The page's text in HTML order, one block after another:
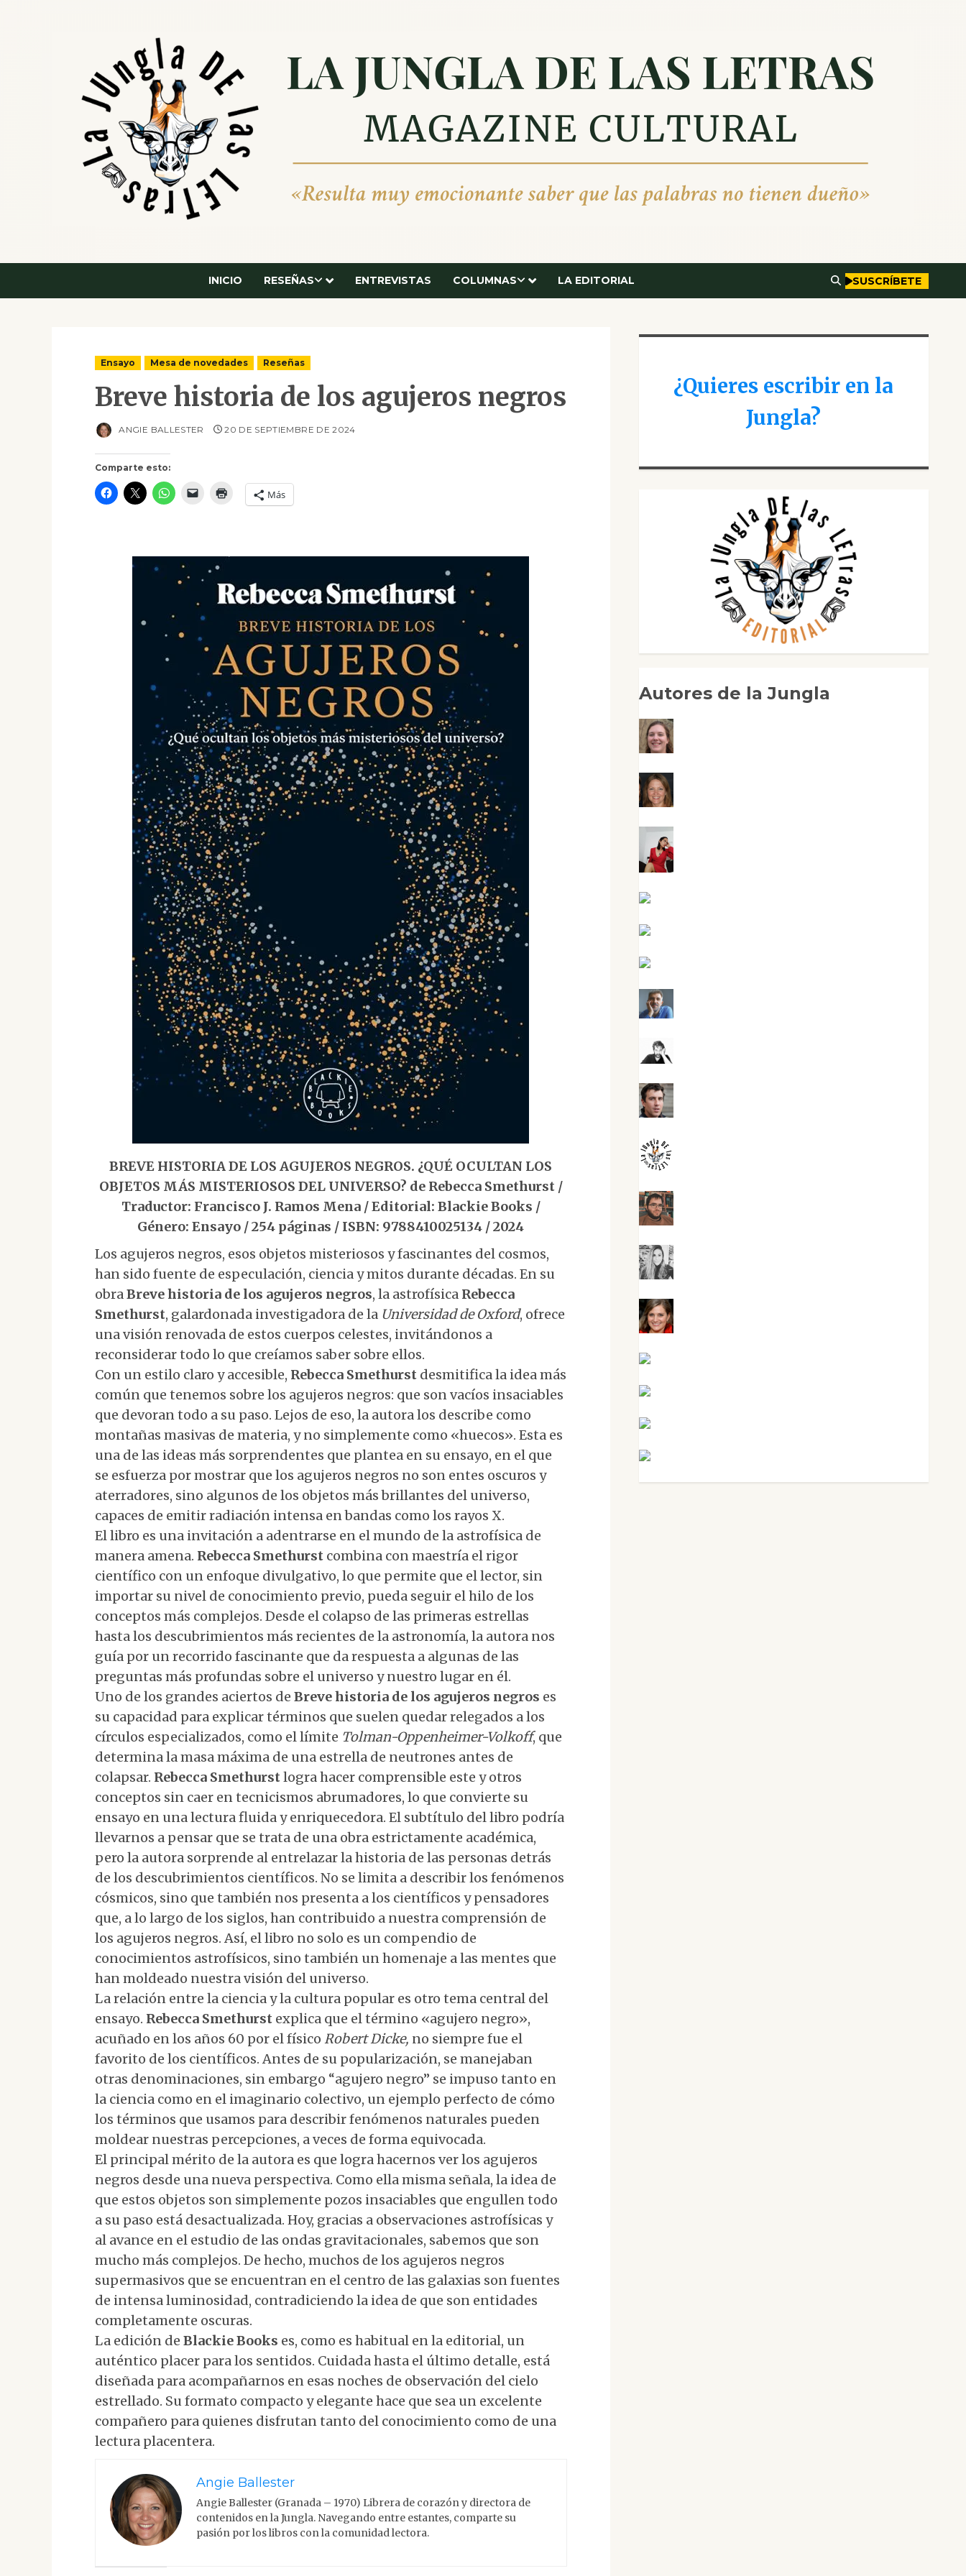
INICIO RESEÑAS ENTREVISTAS COLUMNAS LA EDITORIAL SUSCRÍBETE
Ensayo Mesa de novedades Reseñas
Breve historia de los agujeros negros
Comparte esto:
Más
ANGIE BALLESTER 20 DE SEPTIEMBRE DE 2024
BREVE HISTORIA DE LOS AGUJEROS NEGROS. ¿QUÉ OCULTAN LOS
OBJETOS MÁS MISTERIOSOS DEL UNIVERSO? de Rebecca Smethurst /
Traductor: Francisco J. Ramos Mena / Editorial: Blackie Books /
Género: Ensayo / 254 páginas / ISBN: 9788410025134 / 2024
Los agujeros negros, esos objetos misteriosos y fascinantes del cosmos,
han sido fuente de especulación, ciencia y mitos durante décadas. En su
obraBreve historia de los agujeros negros, la astrofísica Rebecca
Smethurst, galardonada investigadora de la Universidad de Oxford, ofrece
una visión renovada de estos cuerpos celestes, invitándonos a
reconsiderar todo lo que creíamos saber sobre ellos.
Con un estilo claro y accesible, Rebecca Smethurst desmitifica la idea más
común que tenemos sobre los agujeros negros: que son vacíos insaciables
que devoran todo a su paso. Lejos de eso, la autora los describe como
montañas masivas de materia, y no simplemente como «huecos». Esta es
una de las ideas más sorprendentes que plantea en su ensayo, en el que
se esfuerza por mostrar que los agujeros negros no son entes oscuros y
aterradores, sino algunos de los objetos más brillantes del universo,
capaces de emitir radiación intensa en bandas como los rayos X.
El libro es una invitación a adentrarse en el mundo de la astrofísica de
manera amena. Rebecca Smethurst combina con maestría el rigor
científico con un enfoque divulgativo, lo que permite que el lector, sin
importar su nivel de conocimiento previo, pueda seguir el hilo de los
conceptos más complejos. Desde el colapso de las primeras estrellas
hasta los descubrimientos más recientes de la astronomía, la autora nos
guía por un recorrido fascinante que da respuesta a algunas de las
preguntas más profundas sobre el universo y nuestro lugar en él.
Uno de los grandes aciertos de Breve historia de los agujeros negros es
su capacidad para explicar términos que suelen quedar relegados a los
círculos especializados, como el límite Tolman-Oppenheimer-Volkoff, que
determina la masa máxima de una estrella de neutrones antes de
colapsar. Rebecca Smethurstlogra hacer comprensible este y otros
conceptos sin caer en tecnicismos abrumadores, lo que convierte su
ensayo en una lectura fluida y enriquecedora. El subtítulo del libro podría
llevarnos a pensar que se trata de una obra estrictamente académica,
pero la autora sorprende al entrelazar la historia de las personas detrás
de los descubrimientos científicos. No se limita a describir los fenómenos
cósmicos, sino que también nos presenta a los científicos y pensadores
que, a lo largo de los siglos, han contribuido a nuestra comprensión de
los agujeros negros. Así, el libro no solo es un compendio de
conocimientos astrofísicos, sino también un homenaje a las mentes que
han moldeado nuestra visión del universo.
La relación entre la ciencia y la cultura popular es otro tema central del
ensayo. Rebecca Smethurst explica que el término «agujero negro»,
acuñado en los años 60 por el físico Robert Dicke, no siempre fue el
favorito de los científicos. Antes de su popularización, se manejaban
otras denominaciones, sin embargo “agujero negro” se impuso tanto en
la ciencia como en el imaginario colectivo, un ejemplo perfecto de cómo
los términos que usamos para describir fenómenos naturales pueden
moldear nuestras percepciones, a veces de forma equivocada.
El principal mérito de la autora es que logra hacernos ver los agujeros
negros desde una nueva perspectiva. Como ella misma señala, la idea de
que estos objetos son simplemente pozos insaciables que engullen todo
a su paso está desactualizada. Hoy, gracias a observaciones astrofísicas y
al avance en el estudio de las ondas gravitacionales, sabemos que son
mucho más complejos. De hecho, muchos de los agujeros negros
supermasivos que se encuentran en el centro de las galaxias son fuentes
de intensa luminosidad, contradiciendo la idea de que son entidades
completamente oscuras.
La edición de Blackie Books es, como es habitual en la editorial, un
auténtico placer para los sentidos. Cuidada hasta el último detalle, está
diseñada para acompañarnos en esas noches de observación del cielo
estrellado. Su formato compacto y elegante hace que sea un excelente
compañero para quienes disfrutan tanto del conocimiento como de una
lectura placentera.
Angie Ballester
Angie Ballester (Granada – 1970) Librera de corazón y directora de
contenidos en la Jungla. Navegando entre estantes, comparte su
pasión por los libros con la comunidad lectora.
¿Quieres escribir en la
Jungla?
Autores de la Jungla